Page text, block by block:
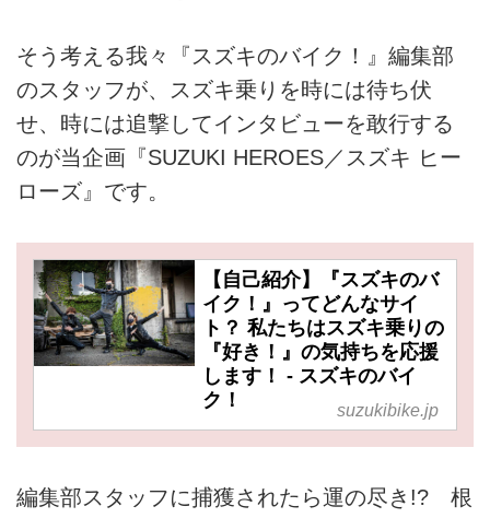
そう考える我々『スズキのバイク！』編集部
のスタッフが、スズキ乗りを時には待ち伏
せ、時には追撃してインタビューを敢行する
のが当企画『SUZUKI HEROES／スズキ ヒー
ローズ』です。
【自己紹介】『スズキのバ
イク！』ってどんなサイ
ト？ 私たちはスズキ乗りの
『好き！』の気持ちを応援
します！ - スズキのバイ
ク！
suzukibike.jp
編集部スタッフに捕獲されたら運の尽き!? 根